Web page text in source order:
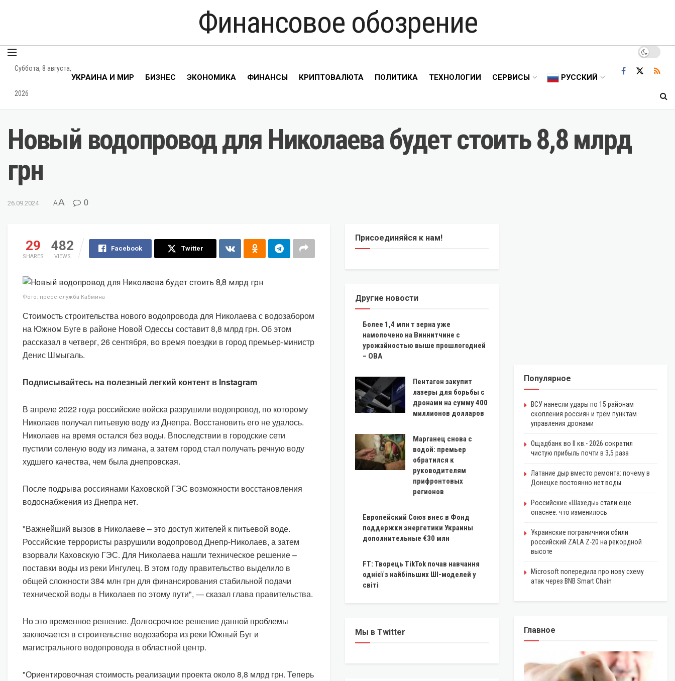
Финансовое обозрение
Суббота, 8 августа,
2026
УКРАИНА И МИР БИЗНЕС ЭКОНОМИКА ФИНАНСЫ КРИПТОВАЛЮТА ПОЛИТИКА ТЕХНОЛОГИИ СЕРВИСЫ РУССКИЙ
Новый водопровод для Николаева будет стоить 8,8 млрд
грн
26.09.2024 AA 0
29
SHARES
482
VIEWS
Facebook Twitter
Фото: пресс-служба Кабмина
Стоимость строительства нового водопровода для Николаева с водозабором
на Южном Буге в районе Новой Одессы составит 8,8 млрд грн. Об этом
рассказал в четверг, 26 сентября, во время поездки в город премьер-министр
Денис Шмыгаль.
Подписывайтесь на полезный легкий контент в Instagram
В апреле 2022 года российские войска разрушили водопровод, по которому
Николаев получал питьевую воду из Днепра. Восстановить его не удалось.
Николаев на время остался без воды. Впоследствии в городские сети
пустили соленую воду из лимана, а затем город стал получать речную воду
худшего качества, чем была днепровская.
После подрыва россиянами Каховской ГЭС возможности восстановления
водоснабжения из Днепра нет.
"Важнейший вызов в Николаеве – это доступ жителей к питьевой воде.
Российские террористы разрушили водопровод Днепр-Николаев, а затем
взорвали Каховскую ГЭС. Для Николаева нашли техническое решение –
поставки воды из реки Ингулец. В этом году правительство выделило в
общей сложности 384 млн грн для финансирования стабильной подачи
технической воды в Николаев по этому пути", — сказал глава правительства.
Но это временное решение. Долгосрочное решение данной проблемы
заключается в строительстве водозабора из реки Южный Буг и
магистрального водопровода в областной центр.
"Ориентировочная стоимость реализации проекта около 8,8 млрд грн. Теперь
Присоединяйся к нам!
Другие новости
Более 1,4 млн т зерна уже
намолочено на Виннитчине с
урожайностью выше прошлогодней
– ОВА
Пентагон закупит
лазеры для борьбы с
дронами на сумму 400
миллионов долларов
Марганец снова с
водой: премьер
обратился к
руководителям
прифронтовых
регионов
Европейский Союз внес в Фонд
поддержки энергетики Украины
дополнительные €30 млн
FT: Творець TikTok почав навчання
однієї з найбільших ШІ-моделей у
світі
Мы в Twitter
Популярное
ВСУ нанесли удары по 15 районам
скопления россиян и трём пунктам
управления дронами
Ощадбанк во II кв.- 2026 сократил
чистую прибыль почти в 3,5 раза
Латание дыр вместо ремонта: почему в
Донецке постоянно нет воды
Российские «Шахеды» стали еще
опаснее: что изменилось
Украинские пограничники сбили
российский ZALA Z-20 на рекордной
высоте
Microsoft попередила про нову схему
атак через BNB Smart Chain
Главное